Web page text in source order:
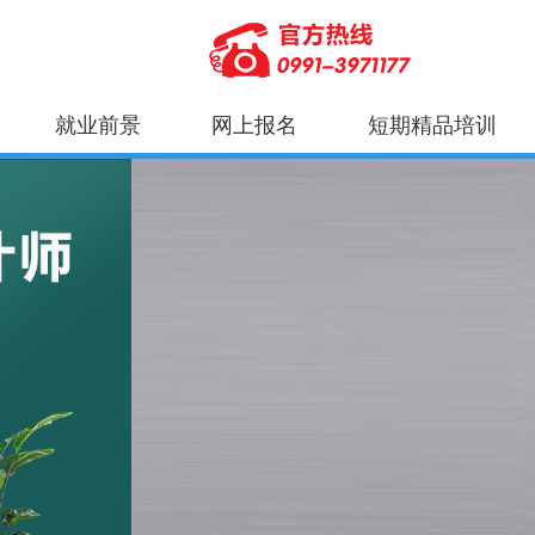
就业前景 网上报名 短期精品培训